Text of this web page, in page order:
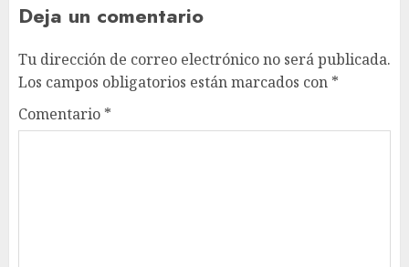
Deja un comentario
Tu dirección de correo electrónico no será publicada.
Los campos obligatorios están marcados con *
Comentario *